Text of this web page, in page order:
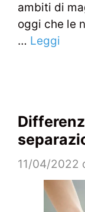
ambiti di
oggi che le
… Leggi
11/04/2022